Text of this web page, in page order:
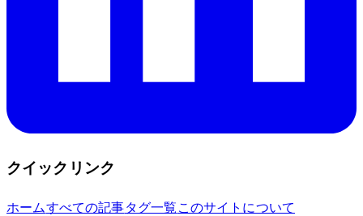
クイックリンク
ホームすべての記事タグ一覧 このサイトについて